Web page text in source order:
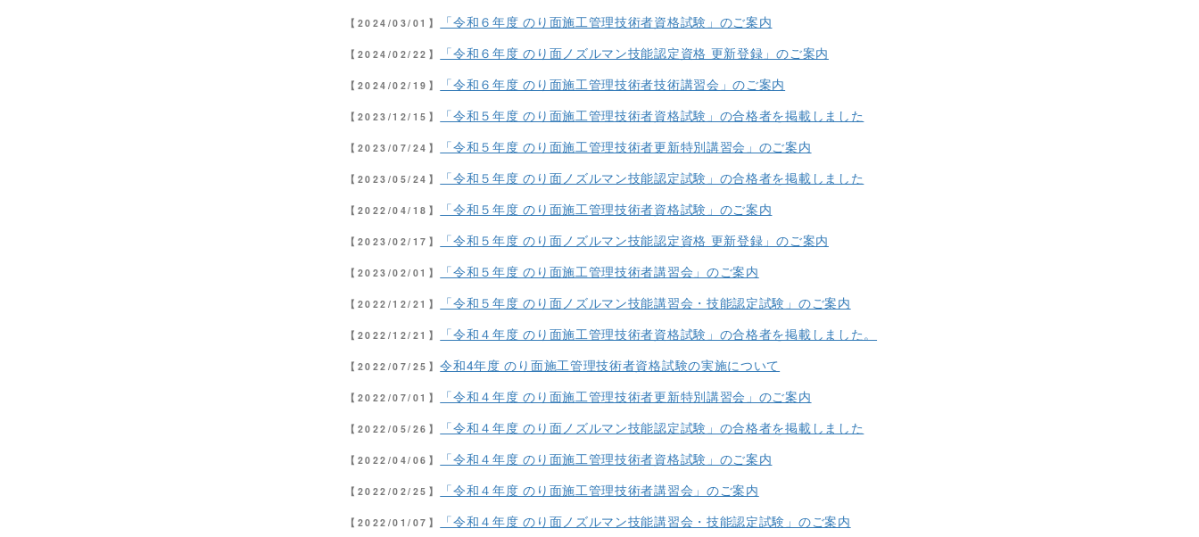
【2024/03/01】 「令和６年度 のり面施工管理技術者資格試験」のご案内
【2024/02/22】 「令和６年度 のり面ノズルマン技能認定資格 更新登録」のご案内
【2024/02/19】 「令和６年度 のり面施工管理技術者技術講習会」のご案内
【2023/12/15】 「令和５年度 のり面施工管理技術者資格試験」の合格者を掲載しました
【2023/07/24】 「令和５年度 のり面施工管理技術者更新特別講習会」のご案内
【2023/05/24】 「令和５年度 のり面ノズルマン技能認定試験」の合格者を掲載しました
【2022/04/18】 「令和５年度 のり面施工管理技術者資格試験」のご案内
【2023/02/17】 「令和５年度 のり面ノズルマン技能認定資格 更新登録」のご案内
【2023/02/01】 「令和５年度 のり面施工管理技術者講習会」のご案内
【2022/12/21】 「令和５年度 のり面ノズルマン技能講習会・技能認定試験」のご案内
【2022/12/21】 「令和４年度 のり面施工管理技術者資格試験」の合格者を掲載しました。
【2022/07/25】令和4年度 のり面施工管理技術者資格試験の実施について
【2022/07/01】 「令和４年度 のり面施工管理技術者更新特別講習会」のご案内
【2022/05/26】 「令和４年度 のり面ノズルマン技能認定試験」の合格者を掲載しました
【2022/04/06】 「令和４年度 のり面施工管理技術者資格試験」のご案内
【2022/02/25】 「令和４年度 のり面施工管理技術者講習会」のご案内
【2022/01/07】 「令和４年度 のり面ノズルマン技能講習会・技能認定試験」のご案内